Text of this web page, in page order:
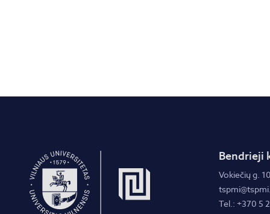
Bendrieji
Vokiečių g.
Tel.: +370 5